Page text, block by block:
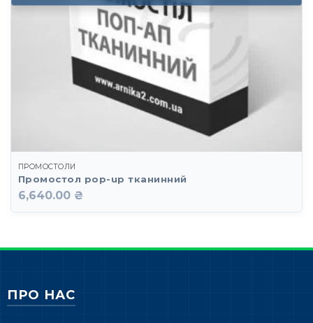
ПРОМОСТОЛИ
Промостол pop-up тканинний
6,640.00 ₴
ПРО НАС